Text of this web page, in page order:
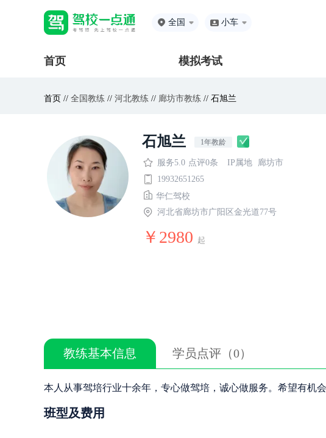
全国 小车
首页 模拟考试
首页 // 全国教练 // 河北教练 // 廊坊市教练 // 石旭兰
石旭兰 1年教龄
服务5.0 点评0条 IP属地
廊坊市
19932651265
华仁驾校
河北省廊坊市广阳区金光道77号
￥2980 起
教练基本信息 学员点评（0）
本人从事驾培行业十余年，专心做驾培，诚心做服务。希望有机
班型及费用